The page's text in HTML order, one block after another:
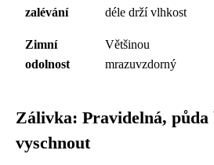
zalévání
déle drží vlhkost
Zimní
odolnost
Většinou
mrazuvzdorný
Zálivka: Pravidelná, půda
vyschnout